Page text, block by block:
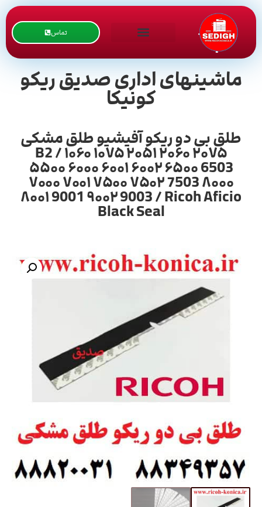
تماس
ماشینهای اداری صدیق ریکو
کونیکا
طلق بی دو ریکو آفیشیو طلق مشکی
B2 / ۱۰۶۰ ۱۰۷۵ ۲۰۵۱ ۲۰۶۰ ۲۰۷۵
۵۵۰۰ ۶۰۰۰ ۶۰۰۱ ۶۰۰۲ ۶۵۰۰ 6503
۷۰۰۰ ۷۰۰۱ ۷۵۰۰ ۷۵۰۲ 7503 ۸۰۰۰
۸۰۰۱ 9001 ۹۰۰۲ 9003 / Ricoh Aficio
Black Seal